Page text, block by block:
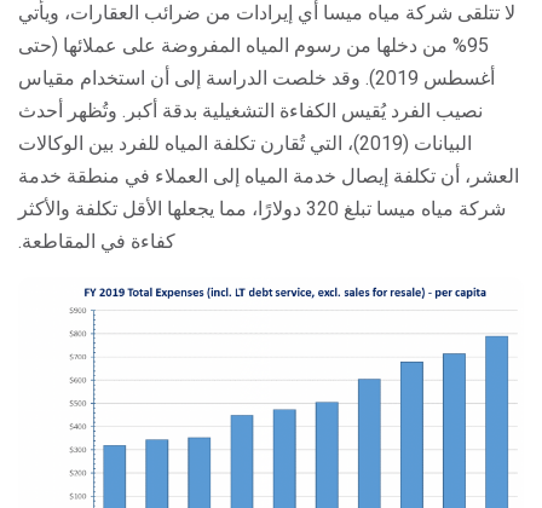
لا تتلقى شركة مياه ميسا أي إيرادات من ضرائب العقارات، ويأتي
95% من دخلها من رسوم المياه المفروضة على عملائها (حتى
أغسطس 2019). وقد خلصت الدراسة إلى أن استخدام مقياس
نصيب الفرد يُقيس الكفاءة التشغيلية بدقة أكبر. وتُظهر أحدث
البيانات (2019)، التي تُقارن تكلفة المياه للفرد بين الوكالات
العشر، أن تكلفة إيصال خدمة المياه إلى العملاء في منطقة خدمة
شركة مياه ميسا تبلغ 320 دولارًا، مما يجعلها الأقل تكلفة والأكثر
كفاءة في المقاطعة.